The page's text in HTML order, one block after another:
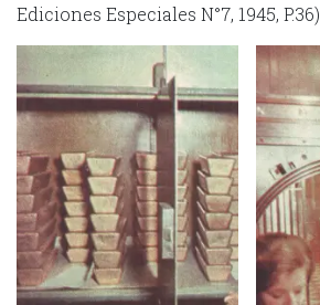
Ediciones Especiales N°7, 1945, P.36)